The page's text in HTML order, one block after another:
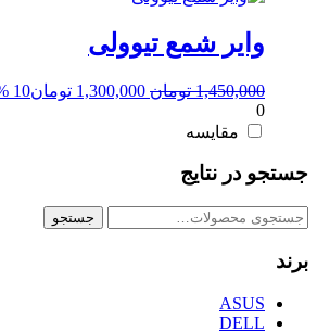
وایر شمع تیوولی
1,450,000 تومان قیمت
1,300,000 تومان10 % تخفیف
0
مقایسه
جستجو در نتایج
جستجو
جستجو
برند
ASUS
DELL